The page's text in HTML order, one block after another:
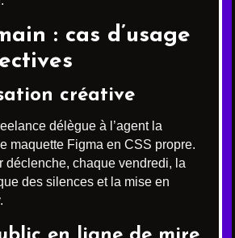
: cas d’usage
créative
délègue à l’agent la
maquette Figma en CSS propre.
déclenche, chaque vendredi, la
des silences et la mise en